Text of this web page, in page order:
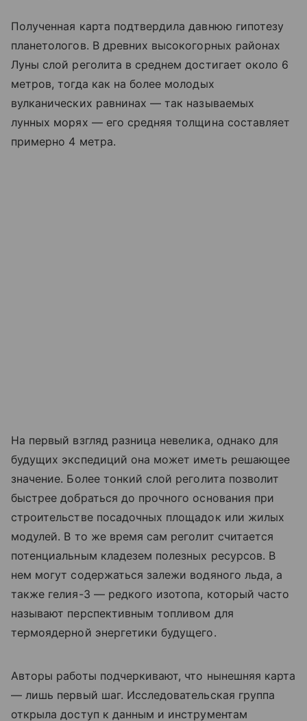
Полученная карта подтвердила давнюю гипотезу
планетологов. В древних высокогорных районах
Луны слой реголита в среднем достигает около 6
метров, тогда как на более молодых
вулканических равнинах — так называемых
лунных морях — его средняя толщина составляет
примерно 4 метра.
На первый взгляд разница невелика, однако для
будущих экспедиций она может иметь решающее
значение. Более тонкий слой реголита позволит
быстрее добраться до прочного основания при
строительстве посадочных площадок или жилых
модулей. В то же время сам реголит считается
потенциальным кладезем полезных ресурсов. В
нем могут содержаться залежи водяного льда, а
также гелия-3 — редкого изотопа, который часто
называют перспективным топливом для
термоядерной энергетики будущего.
Авторы работы подчеркивают, что нынешняя карта
— лишь первый шаг. Исследовательская группа
открыла доступ к данным и инструментам